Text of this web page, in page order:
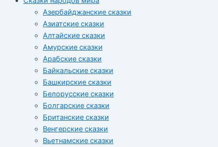
Азербайджанские сказки
Азиатские сказки
Алтайские сказки
Амурские сказки
Арабские сказки
Байкальские сказки
Башкирские сказки
Белорусские сказки
Болгарские сказки
Британские сказки
Венгерские сказки
Вьетнамские сказки